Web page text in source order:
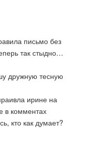
письмо без
так стыдно…
дружную тесную
ирине на
в комментах
кто как думает?